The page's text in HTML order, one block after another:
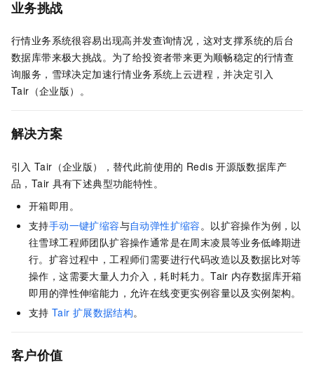
业务挑战
行情业务系统很容易出现高并发查询情况，这对支撑系统的后台
数据库带来极大挑战。为了给投资者带来更为顺畅稳定的行情查
询服务，雪球决定加速行情业务系统上云进程，并决定引入
Tair（企业版） 。
解决方案
引入 Tair（企业版） ，替代此前使用的 Redis 开源版数据库产
品， Tair 具有下述典型功能特性。
开箱即用。
支持手动一键扩缩容与自动弹性扩缩容 。以扩容操作为例，以
往雪球工程师团队扩容操作通常是在周末凌晨等业务低峰期进
行。扩容过程中，工程师们需要进行代码改造以及数据比对等
操作，这需要大量人力介入，耗时耗力。Tair 内存数据库开箱
即用的弹性伸缩能力，允许在线变更实例容量以及实例架构。
支持 Tair 扩展数据结构。
客户价值